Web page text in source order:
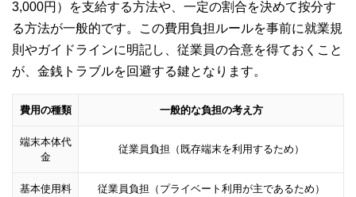
3,000円）を支給する方法や、一定の割合を決めて按分す
る方法が一般的です。この費用負担ルールを事前に就業規
則やガイドラインに明記し、従業員の合意を得ておくこと
が、金銭トラブルを回避する鍵となります。
費用の種類 一般的な負担の考え方
端末本体代
金
従業員負担（既存端末を利用するため）
基本使用料 従業員負担（プライベート利用が主であるため）